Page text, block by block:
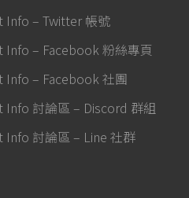
Info – Twitter 帳號
Info – Facebook 粉絲專頁
Info – Facebook 社團
Info 討論區 – Discord 群組
Info 討論區 – Line 社群